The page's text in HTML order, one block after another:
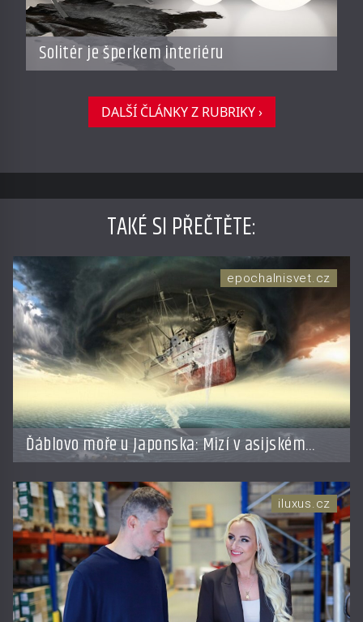
Solitér je šperkem interiéru
DALŠÍ ČLÁNKY Z RUBRIKY ›
TAKÉ SI PŘEČTĚTE:
Ďáblovo moře u Japonska: Mizí v asijském
Bermudském trojúhelníku lodě ve spárech
neznámé síly?
epochalnisvet.cz
iluxus.cz